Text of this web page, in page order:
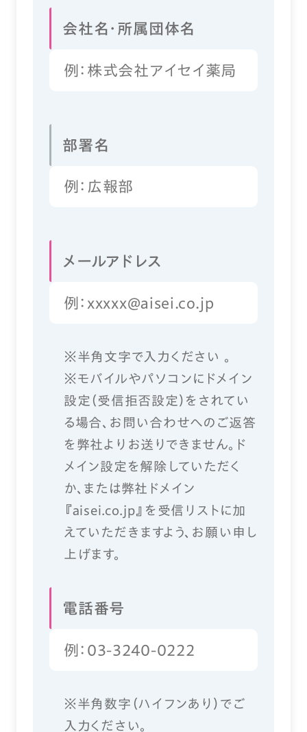
会社名・所属団体名
部署名
メールアドレス
※半角文字で入力ください 。
※モバイルやパソコンにドメイン
設定（受信拒否設定）をされてい
る場合、お問い合わせへのご返答
を弊社よりお送りできません。ド
メイン設定を解除していただく
か、または弊社ドメイン
『aisei.co.jp』を受信リストに加
えていただきますよう、お願い申し
上げます。
電話番号
※半角数字（ハイフンあり）でご
入力ください。